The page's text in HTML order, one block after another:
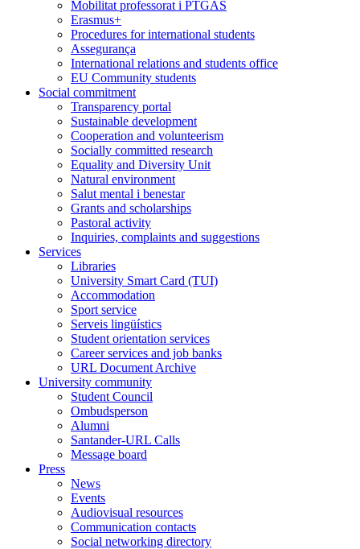
Mobilitat professorat i PTGAS
Erasmus+
Procedures for international students
Assegurança
International relations and students office
EU Community students
Social commitment
Transparency portal
Sustainable development
Cooperation and volunteerism
Socially committed research
Equality and Diversity Unit
Natural environment
Salut mental i benestar
Grants and scholarships
Pastoral activity
Inquiries, complaints and suggestions
Services
Libraries
University Smart Card (TUI)
Accommodation
Sport service
Serveis lingüístics
Student orientation services
Career services and job banks
URL Document Archive
University community
Student Council
Ombudsperson
Alumni
Santander-URL Calls
Message board
Press
News
Events
Audiovisual resources
Communication contacts
Social networking directory